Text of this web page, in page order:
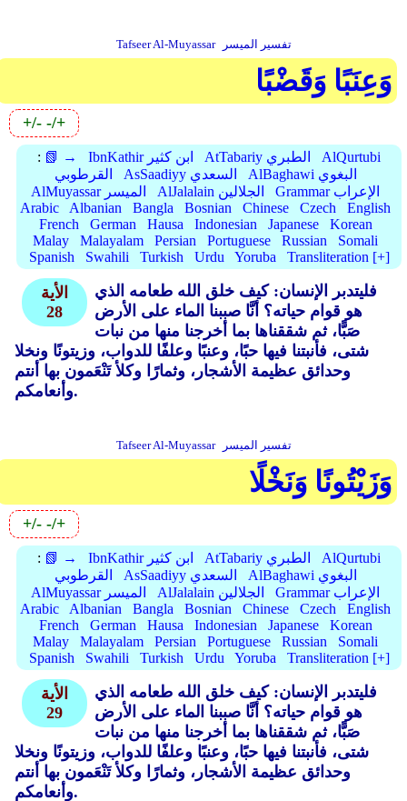
Tafseer Al-Muyassar تفسير الميسر
وَعِنَبًا وَقَضْبًا
+/- -/+
: 📗 → IbnKathir ابن كثير AtTabariy الطبري
AlQurtubi
القرطوبي
AsSaadiyy السعدي
AlBaghawi البغوي
AlMuyassar الميسر
AlJalalain الجلالين
Grammar الإعراب
Arabic
Albanian Bangla Bosnian Chinese Czech
English
French
German Hausa Indonesian Japanese
Korean
Malay
Malayalam Persian Portuguese Russian
Somali
Spanish
Swahili Turkish Urdu Yoruba Transliteration [+]
الأية
28
فليتدبر الإنسان: كيف خلق الله طعامه الذي
هو قوام حياته؟ أنَّا صببنا الماء على الأرض
صَبًّا، ثم شققناها بما أخرجنا منها من نبات
شتى، فأنبتنا فيها حبًا، وعنبًا وعلفًا للدواب، وزيتونًا ونخلا
وحدائق عظيمة الأشجار، وثمارًا وكلأ تَنْعَمون بها أنتم
وأنعامكم.
Tafseer Al-Muyassar تفسير الميسر
وَزَيْتُونًا وَنَخْلًا
+/- -/+
: 📗 → IbnKathir ابن كثير AtTabariy الطبري
AlQurtubi
القرطوبي
AsSaadiyy السعدي
AlBaghawi البغوي
AlMuyassar الميسر
AlJalalain الجلالين
Grammar الإعراب
Arabic
Albanian Bangla Bosnian Chinese Czech
English
French
German Hausa Indonesian Japanese
Korean
Malay
Malayalam Persian Portuguese Russian
Somali
Spanish
Swahili Turkish Urdu Yoruba Transliteration [+]
الأية
29
فليتدبر الإنسان: كيف خلق الله طعامه الذي
هو قوام حياته؟ أنَّا صببنا الماء على الأرض
صَبًّا، ثم شققناها بما أخرجنا منها من نبات
شتى، فأنبتنا فيها حبًا، وعنبًا وعلفًا للدواب، وزيتونًا ونخلا
وحدائق عظيمة الأشجار، وثمارًا وكلأ تَنْعَمون بها أنتم
وأنعامكم.